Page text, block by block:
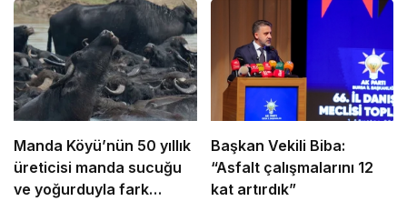
Manda Köyü’nün 50 yıllık
üreticisi manda sucuğu
ve yoğurduyla fark
Başkan Vekili Biba:
“Asfalt çalışmalarını 12
kat artırdık”